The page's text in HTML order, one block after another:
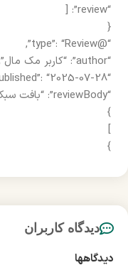
“review”: [
{
“@type”: “Review”,
“author”: “کاربر مک مال”,
“datePublished”: “2025-07-28”,
“reviewBody”: “بافت سبک، جذب سریع و رایحه ملایم. پوست پس از مصرف نرم و شفاف می‌شود.”
}
]
}
دیدگاه کاربران
دیدگاهها